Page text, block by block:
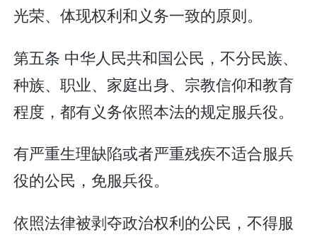
光荣、体现权利和义务一致的原则。
第五条 中华人民共和国公民，不分民族、
种族、职业、家庭出身、宗教信仰和教育
程度，都有义务依照本法的规定服兵役。
有严重生理缺陷或者严重残疾不适合服兵
役的公民，免服兵役。
依照法律被剥夺政治权利的公民，不得服